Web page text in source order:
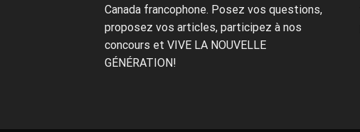
Canada francophone. Posez vos questions,
proposez vos articles, participez à nos
concours et VIVE LA NOUVELLE
GÉNÉRATION!